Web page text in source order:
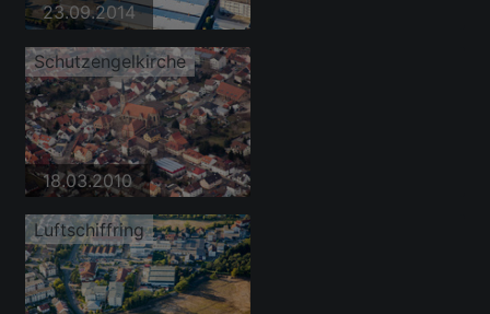
23.09.2014
Schutzengelkirche
18.03.2010
Luftschiffring